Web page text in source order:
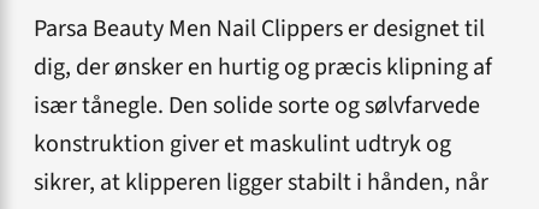
Parsa Beauty Men Nail Clippers er designet til
dig, der ønsker en hurtig og præcis klipning af
især tånegle. Den solide sorte og sølvfarvede
konstruktion giver et maskulint udtryk og
sikrer, at klipperen ligger stabilt i hånden, når